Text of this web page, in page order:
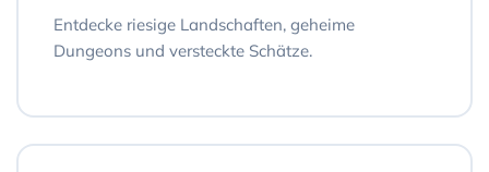
Entdecke riesige Landschaften, geheime
Dungeons und versteckte Schätze.